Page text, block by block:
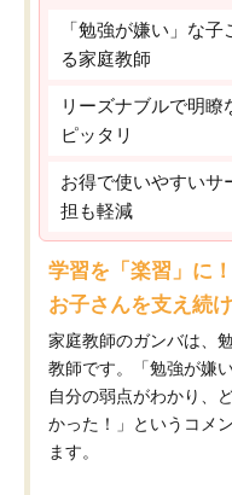
「勉強が嫌い」な
る家庭教師
リーズナブルで明
ピッタリ
お得で使いやすいサ
担も軽減
学習を「楽習」に
お子さんを支え続
家庭教師のガンバは、
教師です。「勉強が嫌
自分の弱点がわかり、
かった！」というコメ
ます。